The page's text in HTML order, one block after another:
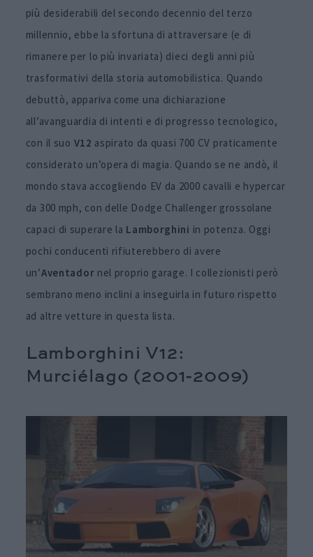
più desiderabili del secondo decennio del terzo
millennio, ebbe la sfortuna di attraversare (e di
rimanere per lo più invariata) dieci degli anni più
trasformativi della storia automobilistica. Quando
debuttò, appariva come una dichiarazione
all’avanguardia di intenti e di progresso tecnologico,
con il suo V12 aspirato da quasi 700 CV praticamente
considerato un’opera di magia. Quando se ne andò, il
mondo stava accogliendo EV da 2000 cavalli e hypercar
da 300 mph, con delle Dodge Challenger grossolane
capaci di superare la Lamborghini in potenza. Oggi
pochi conducenti rifiuterebbero di avere
un’Aventador nel proprio garage. I collezionisti però
sembrano meno inclini a inseguirla in futuro rispetto
ad altre vetture in questa lista.
Lamborghini V12:
Murciélago (2001-2009)